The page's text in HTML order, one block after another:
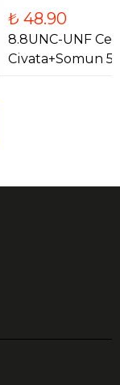
₺ 48.90
8.8UNC-UNF
Civata+Somun 5/